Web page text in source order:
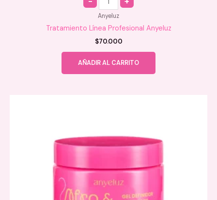
Anyeluz
Tratamiento Línea Profesional Anyeluz
$70.000
AÑADIR AL CARRITO